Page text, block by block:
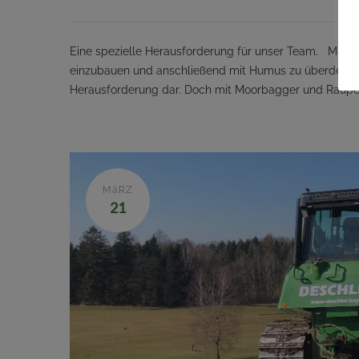
Eine spezielle Herausforderung für unser Team. Mit
einzubauen und anschließend mit Humus zu
Herausforderung dar. Doch mit Moorbagger und
MäRZ
21